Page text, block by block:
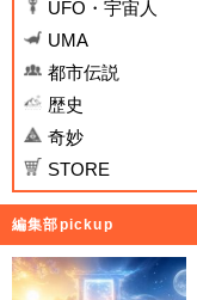
UFO・宇宙人
UMA
都市伝説
歴史
奇妙
STORE
編集部pickup